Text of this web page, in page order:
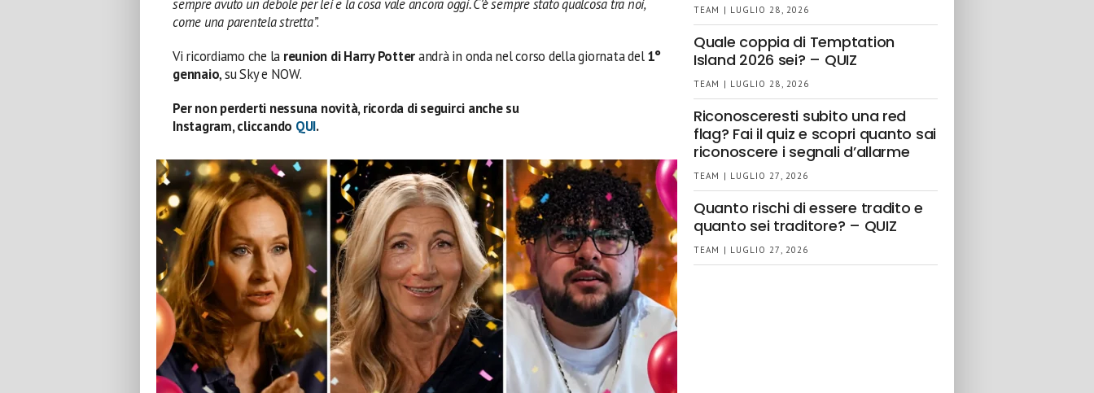
sempre avuto un debole per lei e la cosa vale ancora oggi. C’è sempre stato qualcosa tra noi,
come una parentela stretta”.
Vi ricordiamo che la reunion di Harry Potterandrà in onda nel corso della giornata del1°
gennaio, su Sky e NOW.
Per non perderti nessuna novità, ricorda di seguirci anche su
Instagram, cliccando QUI.
TEAM | LUGLIO 28, 2026
Quale coppia di Temptation
Island 2026 sei? – QUIZ
TEAM | LUGLIO 28, 2026
Riconosceresti subito una red
flag? Fai il quiz e scopri quanto sai
riconoscere i segnali d’allarme
TEAM | LUGLIO 27, 2026
Quanto rischi di essere tradito e
quanto sei traditore? – QUIZ
TEAM | LUGLIO 27, 2026